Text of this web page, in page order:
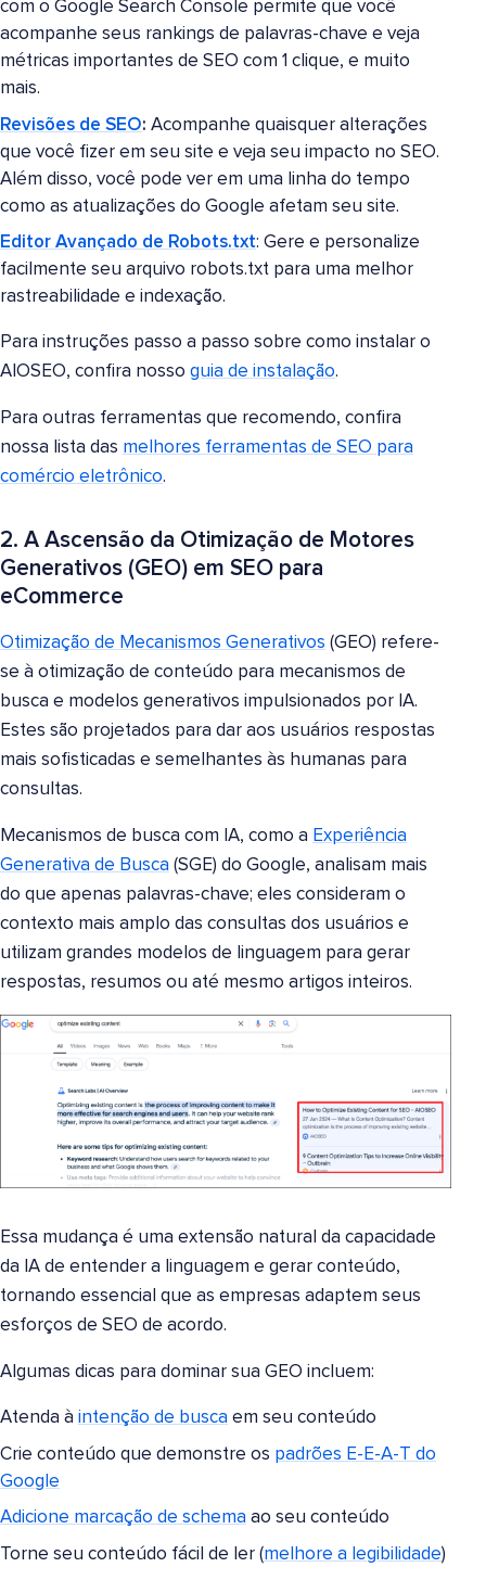
com o Google Search Console permite que você
acompanhe seus rankings de palavras-chave e veja
métricas importantes de SEO com 1 clique, e muito
mais.
Revisões de SEO: Acompanhe quaisquer alterações
que você fizer em seu site e veja seu impacto no SEO.
Além disso, você pode ver em uma linha do tempo
como as atualizações do Google afetam seu site.
Editor Avançado de Robots.txt: Gere e personalize
facilmente seu arquivo robots.txt para uma melhor
rastreabilidade e indexação.
Para instruções passo a passo sobre como instalar o
AIOSEO, confira nosso guia de instalação.
Para outras ferramentas que recomendo, confira
nossa lista das melhores ferramentas de SEO para
comércio eletrônico.
2. A Ascensão da Otimização de Motores
Generativos (GEO) em SEO para
eCommerce
Otimização de Mecanismos Generativos (GEO) refere-
se à otimização de conteúdo para mecanismos de
busca e modelos generativos impulsionados por IA.
Estes são projetados para dar aos usuários respostas
mais sofisticadas e semelhantes às humanas para
consultas.
Mecanismos de busca com IA, como a Experiência
Generativa de Busca (SGE) do Google, analisam mais
do que apenas palavras-chave; eles consideram o
contexto mais amplo das consultas dos usuários e
utilizam grandes modelos de linguagem para gerar
respostas, resumos ou até mesmo artigos inteiros.
Essa mudança é uma extensão natural da capacidade
da IA de entender a linguagem e gerar conteúdo,
tornando essencial que as empresas adaptem seus
esforços de SEO de acordo.
Algumas dicas para dominar sua GEO incluem:
Atenda à intenção de busca em seu conteúdo
Crie conteúdo que demonstre os padrões E-E-A-T do
Google
Adicione marcação de schema ao seu conteúdo
Torne seu conteúdo fácil de ler (melhore a legibilidade)